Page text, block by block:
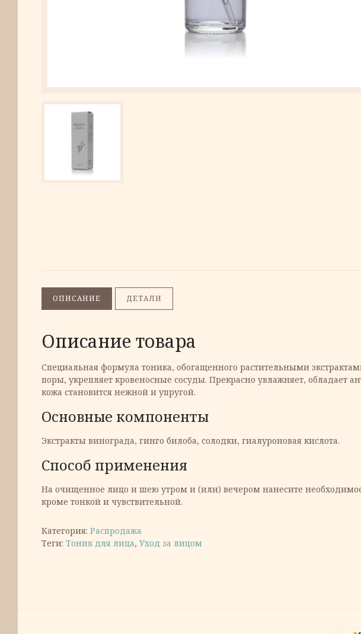
ОПИСАНИЕ ДЕТАЛИ
Описание товара
Специальная формула тоника, обогащенного растительными
поры, укрепляет кровеносные сосуды. Прекрасно увлажняет, обладает
кожа становится нежной и упругой.
Основные компоненты
Экстракты винограда, гинго билоба, солодки, гиалуроновая кислота.
Способ применения
На очищенное лицо и шею утром и (или) вечером нанесите
кроме тонкой и чувствительной.
Категория: Распродажа
Теги: Тоник для лица, Уход за лицом